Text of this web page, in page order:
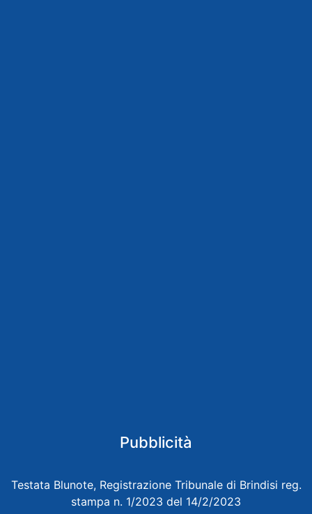
Pubblicità
Testata Blunote, Registrazione Tribunale di Brindisi reg.
stampa n. 1/2023 del 14/2/2023